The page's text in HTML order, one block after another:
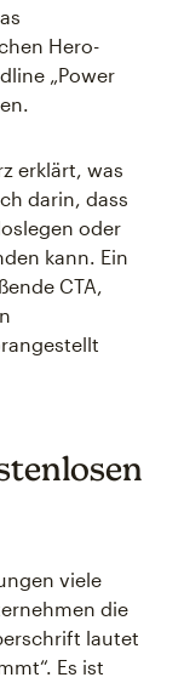
Hero-
„Power
erklärt, was
darin, dass
oder
kann. Ein
CTA,
viele
die
lautet
Es ist